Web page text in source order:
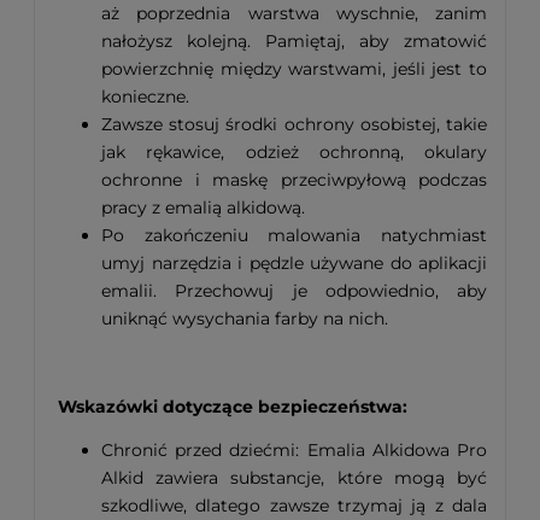
aż poprzednia warstwa wyschnie, zanim
nałożysz kolejną. Pamiętaj, aby zmatowić
powierzchnię między warstwami, jeśli jest to
konieczne.
Zawsze stosuj środki ochrony osobistej, takie
jak rękawice, odzież ochronną, okulary
ochronne i maskę przeciwpyłową podczas
pracy z emalią alkidową.
Po zakończeniu malowania natychmiast
umyj narzędzia i pędzle używane do aplikacji
emalii. Przechowuj je odpowiednio, aby
uniknąć wysychania farby na nich.
Wskazówki dotyczące bezpieczeństwa:
Chronić przed dziećmi: Emalia Alkidowa Pro
Alkid zawiera substancje, które mogą być
szkodliwe, dlatego zawsze trzymaj ją z dala